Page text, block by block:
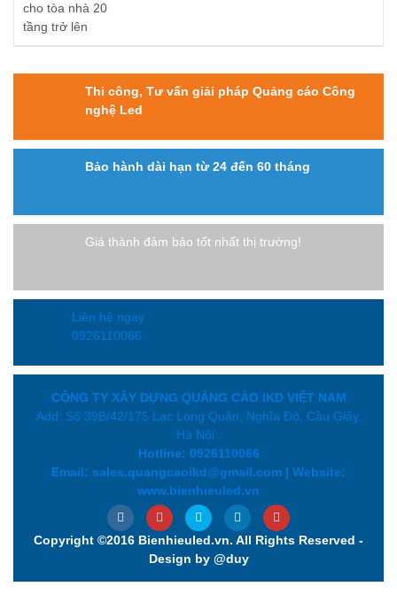
Thi công, Tư vấn giải pháp Quảng cáo Công
nghệ Led
Bảo hành dài hạn từ 24 đến 60 tháng
Giá thành đảm bảo tốt nhất thị trường!
Liên hệ ngay
0926110066
CÔNG TY XÂY DỰNG QUẢNG CÁO IKD VIỆT NAM
Add: Số 39B/42/175 Lạc Long Quân, Nghĩa Đô, Cầu Giấy,
Hà Nội .
Hotline: 0926110066
Email: sales.quangcaoikd@gmail.com | Website:
www.bienhieuled.vn
Copyright ©2016 Bienhieuled.vn. All Rights Reserved -
Design by @duy